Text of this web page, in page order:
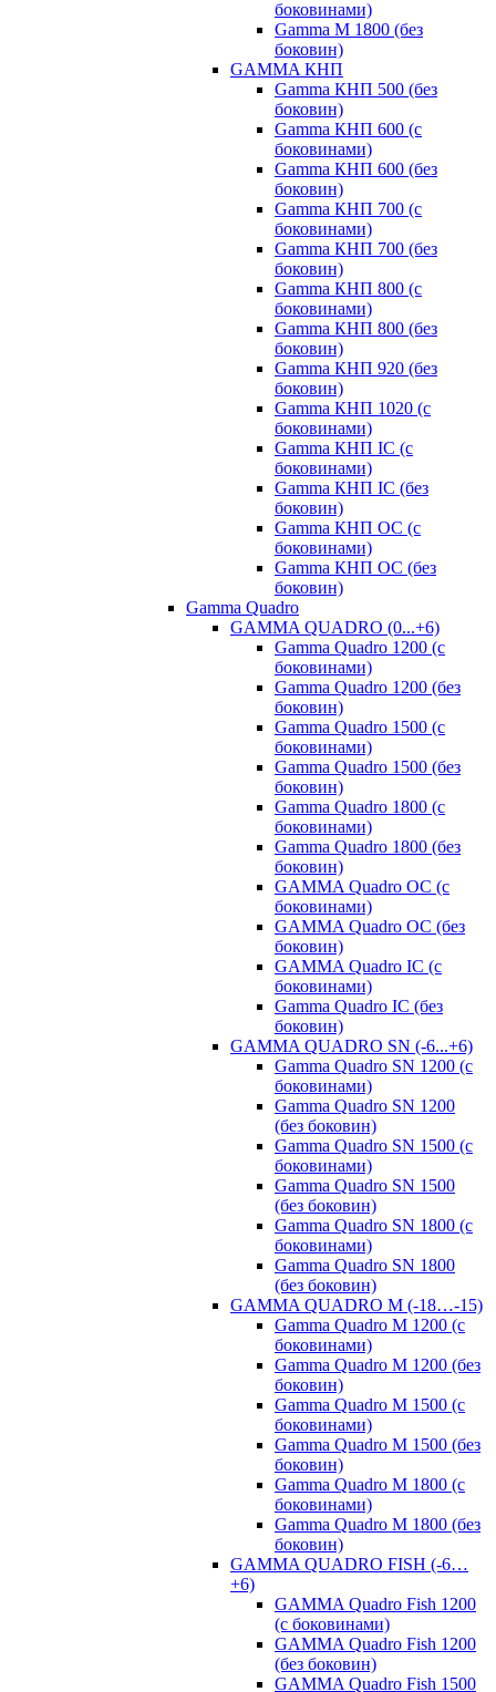
боковинами)
Gamma M 1800 (без
боковин)
GAMMA КНП
Gamma КНП 500 (без
боковин)
Gamma КНП 600 (с
боковинами)
Gamma КНП 600 (без
боковин)
Gamma КНП 700 (с
боковинами)
Gamma КНП 700 (без
боковин)
Gamma КНП 800 (с
боковинами)
Gamma КНП 800 (без
боковин)
Gamma КНП 920 (без
боковин)
Gamma КНП 1020 (с
боковинами)
Gamma КНП IC (c
боковинами)
Gamma КНП IC (без
боковин)
Gamma КНП OC (c
боковинами)
Gamma КНП OC (без
боковин)
Gamma Quadro
GAMMA QUADRO (0...+6)
Gamma Quadro 1200 (с
боковинами)
Gamma Quadro 1200 (без
боковин)
Gamma Quadro 1500 (с
боковинами)
Gamma Quadro 1500 (без
боковин)
Gamma Quadro 1800 (с
боковинами)
Gamma Quadro 1800 (без
боковин)
GAMMA Quadro OC (с
боковинами)
GAMMA Quadro OC (без
боковин)
GAMMA Quadro IC (с
боковинами)
Gamma Quadro IC (без
боковин)
GAMMA QUADRO SN (-6...+6)
Gamma Quadro SN 1200 (с
боковинами)
Gamma Quadro SN 1200
(без боковин)
Gamma Quadro SN 1500 (с
боковинами)
Gamma Quadro SN 1500
(без боковин)
Gamma Quadro SN 1800 (с
боковинами)
Gamma Quadro SN 1800
(без боковин)
GAMMA QUADRO M (-18…-15)
Gamma Quadro M 1200 (с
боковинами)
Gamma Quadro M 1200 (без
боковин)
Gamma Quadro M 1500 (с
боковинами)
Gamma Quadro M 1500 (без
боковин)
Gamma Quadro M 1800 (с
боковинами)
Gamma Quadro M 1800 (без
боковин)
GAMMA QUADRO FISH (-6…
+6)
GAMMA Quadro Fish 1200
(с боковинами)
GAMMA Quadro Fish 1200
(без боковин)
GAMMA Quadro Fish 1500